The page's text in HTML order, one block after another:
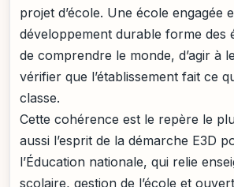
projet d’école. Une école engagée
développement durable forme des
de comprendre le monde, d’agir à
vérifier que l’établissement fait ce
classe.
Cette cohérence est le repère le
aussi l’esprit de la démarche E3D
l’Éducation nationale, qui relie
scolaire, gestion de l’école et